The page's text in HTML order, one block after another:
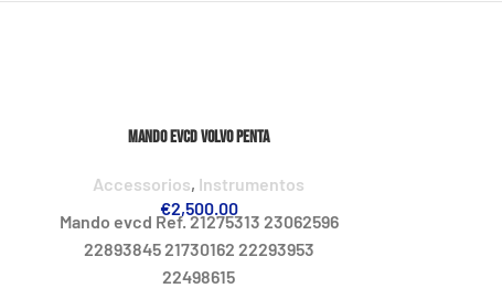
Mando evcd Volvo Penta
Accessorios, Instrumentos
€2,500.00
Mando evcd Ref. 21275313 23062596
22893845 21730162 22293953
22498615